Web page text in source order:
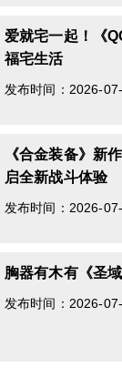
爱就宅一起！《
福宅生活
发布时间：2026-
《合金装备》新
启全新战斗体验
发布时间：2026-
胸器有木有《圣
发布时间：2026-